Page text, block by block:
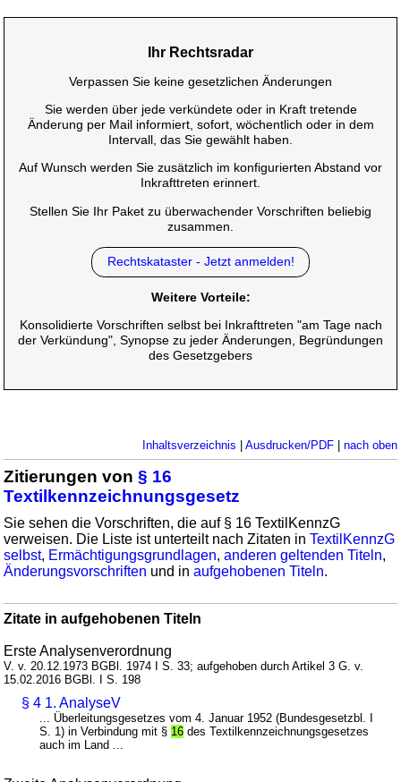
Ihr Rechtsradar
Verpassen Sie keine gesetzlichen Änderungen
Sie werden über jede verkündete oder in Kraft tretende
Änderung per Mail informiert, sofort, wöchentlich oder in dem
Intervall, das Sie gewählt haben.
Auf Wunsch werden Sie zusätzlich im konfigurierten Abstand vor
Inkrafttreten erinnert.
Stellen Sie Ihr Paket zu überwachender Vorschriften beliebig
zusammen.
Rechtskataster - Jetzt anmelden!
Weitere Vorteile:
Konsolidierte Vorschriften selbst bei Inkrafttreten "am Tage nach
der Verkündung", Synopse zu jeder Änderungen, Begründungen
des Gesetzgebers
Inhaltsverzeichnis Ausdrucken/PDF| nach oben
Zitierungen von§ 16
Textilkennzeichnungsgesetz
Sie sehen die Vorschriften, die auf § 16 TextilKennzG
verweisen. Die Liste ist unterteilt nach Zitaten inTextilKennzG
selbst, Ermächtigungsgrundlagen,anderen geltenden Titeln,
Änderungsvorschriften und inaufgehobenen Titeln.
Zitate in aufgehobenen Titeln
Erste Analysenverordnung
V. v. 20.12.1973 BGBl. 1974 I S. 33; aufgehoben durch Artikel 3 G. v.
15.02.2016 BGBl. I S. 198
§ 4 1. AnalyseV
... Überleitungsgesetzes vom 4. Januar 1952 (Bundesgesetzbl. I
S. 1) in Verbindung mit § 16 des Textilkennzeichnungsgesetzes
auch im Land ...